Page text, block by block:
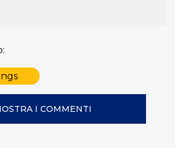
I COMMENTI